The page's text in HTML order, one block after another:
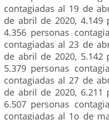
contagiadas al 19 de
de abril de 2020, 4.149
4.356 personas
contagiadas al 23 de
de abril de 2020, 5.142
5.379 personas
contagiadas al 27 de
de abril de 2020, 6.211
6.507 personas
contagiadas al 1o de